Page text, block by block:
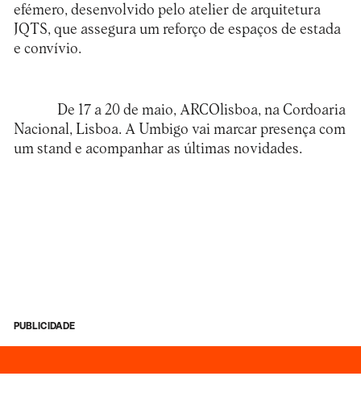
efémero, desenvolvido pelo atelier de arquitetura
JQTS, que assegura um reforço de espaços de estada
e convívio.
De 17 a 20 de maio, ARCOlisboa, na Cordoaria
Nacional, Lisboa. A Umbigo vai marcar presença com
um stand e acompanhar as últimas novidades.
PUBLICIDADE